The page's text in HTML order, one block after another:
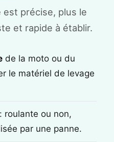
est précise, plus le
et rapide à établir.
de la moto ou du
le matériel de levage
: roulante ou non,
par une panne.